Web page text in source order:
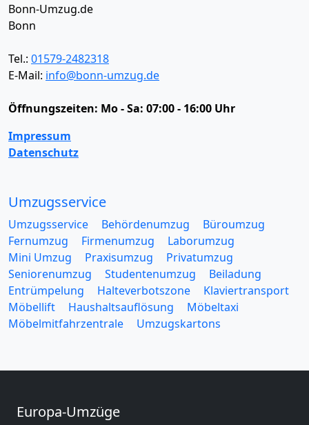
Bonn-Umzug.de
Bonn
Tel.: 01579-2482318
E-Mail: info@bonn-umzug.de
Öffnungszeiten: Mo - Sa: 07:00 - 16:00 Uhr
Impressum
Datenschutz
Umzugsservice
Umzugsservice Behördenumzug
Büroumzug
Fernumzug
Firmenumzug
Laborumzug
Mini Umzug
Praxisumzug
Privatumzug
Seniorenumzug
Studentenumzug
Beiladung
Entrümpelung
Halteverbotszone
Klaviertransport
Möbellift
Haushaltsauflösung
Möbeltaxi
Möbelmitfahrzentrale
Umzugskartons
Europa-Umzüge